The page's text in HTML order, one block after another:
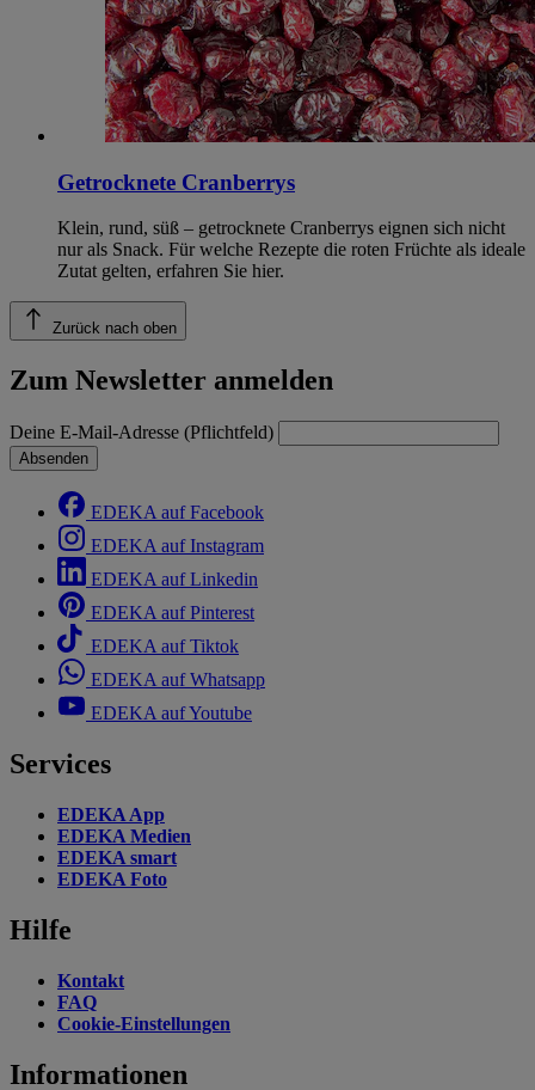
Getrocknete Cranberrys
Klein, rund, süß – getrocknete Cranberrys eignen sich nicht
nur als Snack. Für welche Rezepte die roten Früchte als ideale
Zutat gelten, erfahren Sie hier.
Zurück nach oben
Zum Newsletter anmelden
Deine E-Mail-Adresse (Pflichtfeld)
Absenden
EDEKA auf Facebook
EDEKA auf Instagram
EDEKA auf Linkedin
EDEKA auf Pinterest
EDEKA auf Tiktok
EDEKA auf Whatsapp
EDEKA auf Youtube
Services
EDEKA App
EDEKA Medien
EDEKA smart
EDEKA Foto
Hilfe
Kontakt
FAQ
Cookie-Einstellungen
Informationen